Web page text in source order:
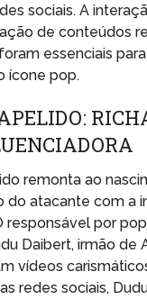
sociais. A
de conteúdos
essenciais
ícone pop.
remonta ao
do atacante com a
responsável por
Daibert, irmão de
vídeos
redes sociais,